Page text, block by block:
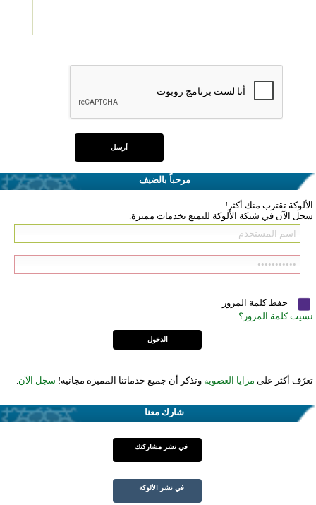
مرحباً بالضيف
الألوكة تقترب منك أكثر!
سجل الآن في شبكة الألوكة للتمتع بخدمات مميزة.
حفظ كلمة المرور
نسيت كلمة المرور؟
تعرّف أكثر على مزايا العضوية وتذكر أن جميع خدماتنا المميزة مجانية! سجل الآن
شارك معنا
في نشر مشاركتك
في نشر الألوكة